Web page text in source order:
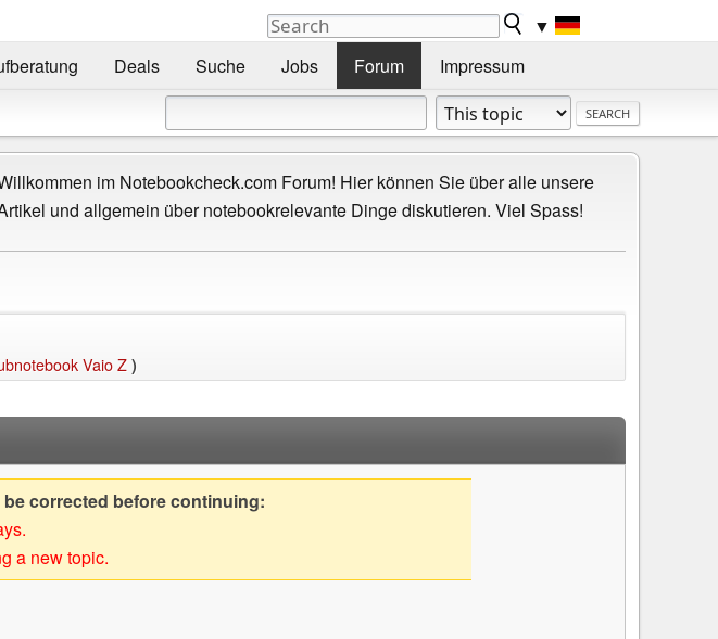
▼
Deals Suche Jobs Forum Impressum
im Notebookcheck.com Forum! Hier können Sie über alle unsere
und allgemein über notebookrelevante Dinge diskutieren. Viel Spass!
Vaio Z )
corrected before continuing:
a new topic.